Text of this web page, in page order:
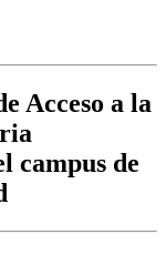
Acceso a la
campus de